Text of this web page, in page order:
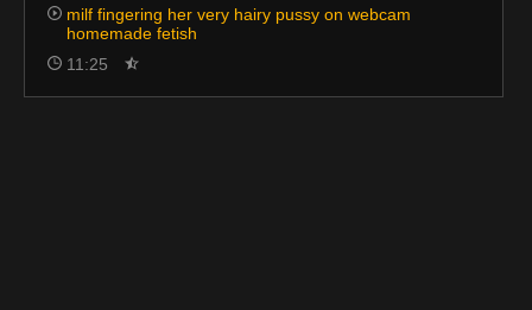
milf fingering her very hairy pussy on webcam
homemade fetish
11:25